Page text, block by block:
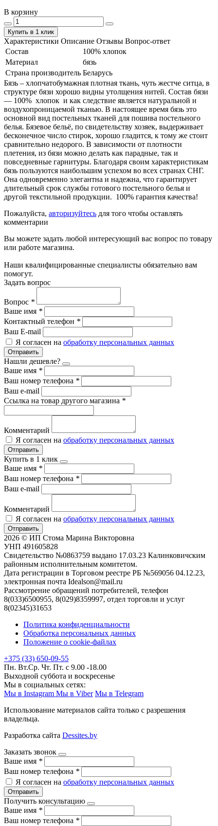
В корзину
Купить в 1 клик
Характеристики Описание Отзывы Вопрос-ответ
Состав
100% хлопок
Материал
бязь
Страна производитель Беларусь
Бязь – хлопчатобумажная плотная ткань, чуть жестче ситца, в
структуре бязи хорошо видны утолщения нитей. Состав бязи
― 100% хлопок и как следствие является натуральной и
воздухопроницаемой тканью. В настоящее время бязь это
основной вид постельных тканей для пошива постельного
белья. Бязевое бельё, по свидетельству хозяек, выдерживает
бесконечное число стирок, хорошо гладится, к тому же стоит
сравнительно недорого. В зависимости от плотности
плетения, из бязи можно делать как парадные, так и
повседневные гарнитуры. Благодаря своим характеристикам
бязь пользуются наибольшим успехом во всех странах СНГ.
Она одновременно элегантна и надежна, что гарантирует
длительный срок службы готового постельного белья и
другой текстильной продукции. 100% гарантия качества!
Пожалуйста, авторизуйтесь для того чтобы оставлять
комментарии
Вы можете задать любой интересующий вас вопрос по товару
или работе магазина.
Наши квалифицированные специалисты обязательно вам
помогут.
Задать вопрос
Вопрос *
Ваше имя *
Контактный телефон *
Ваш E-mail
Я согласен на обработку персональных данных
Отправить
Нашли дешевле?
Ваше имя *
Ваш номер телефона *
Ваш e-mail
Ссылка на товар другого магазина *
Комментарий
Я согласен на обработку персональных данных
Отправить
Купить в 1 клик
Ваше имя *
Ваш номер телефона *
Ваш e-mail
Комментарий
Я согласен на обработку персональных данных
Отправить
2026 © ИП Стома Марина Викторовна
УНП 491605828
Свидетельство №0863759 выдано 17.03.23 Калинковичским
районным исполнительным комитетом.
Дата регистрации в Торговом реестре РБ №569056 04.12.23,
электронная почта Idealson@mail.ru
Рассмотрение обращений потребителей, телефон
8(033)6500955, 8(029)8359997, отдел торговли и услуг
8(02345)31653
Политика конфиденциальности
Обработка персональных данных
Положение о cookie-файлах
+375 (33) 650-09-55
Пн. Вт.Ср. Чт. Пт. с 9.00 -18.00
Выходной суббота и воскресенье
Мы в социальных сетях:
Мы в Instagram Мы в Viber Мы в Telegram
Использование материалов сайта только с разрешения
владельца.
Разработка сайта Dessites.by
Заказать звонок
Ваше имя *
Ваш номер телефона *
Я согласен на обработку персональных данных
Отправить
Получить консультацию
Ваше имя *
Ваш номер телефона *